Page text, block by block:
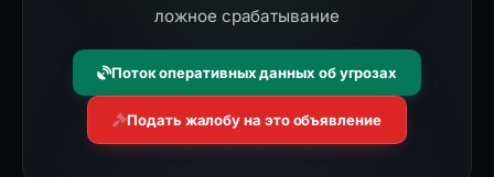
ложное срабатывание
Поток оперативных данных об угрозах
Подать жалобу на это объявление